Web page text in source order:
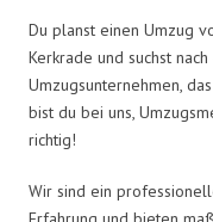
Du planst einen Umzug
Kerkrade und suchst
Umzugsunternehmen,
bist du bei uns,
richtig!
Wir sind ein